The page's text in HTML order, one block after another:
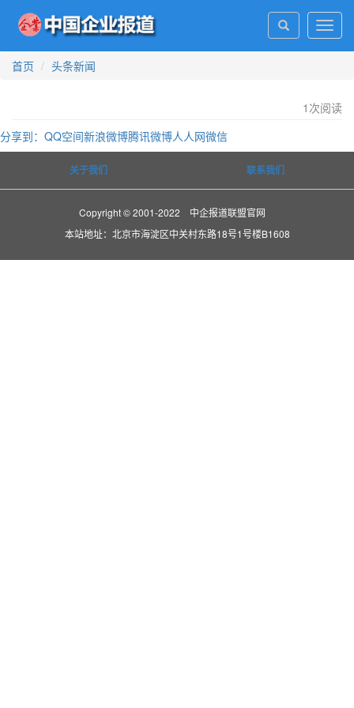
首页
头条新闻
1 次阅读
分享到： QQ空间新浪微博腾讯微博人人网微信
关于我们 联系我们
Copyright © 2001-2022 中企报道联盟官网
本站地址：北京市海淀区中关村东路18号1号楼B1608